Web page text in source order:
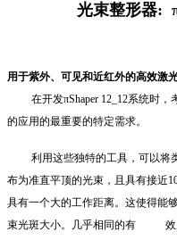
光束整形器:
用于紫外、可见和近红外的高效激
在开发πShaper 12_12系统时，
的应用的最重要的特定需求。
利用这些独特的工具，可以将类
布为准直平顶的光束，且具有接近
具有一个大的工作距离。这使得能
束光斑大小。几乎相同的有 效